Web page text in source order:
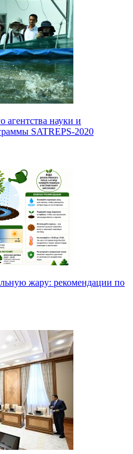
агентства науки и
SATREPS-2020
жару: рекомендации по